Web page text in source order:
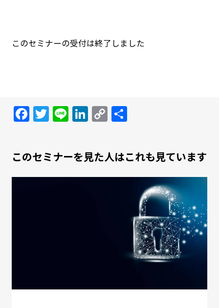
このセミナーの受付は終了しました
Facebook
Twitter
LineLinkedIn
Copy
Link
共
このセミナーを見た人はこれも見ています